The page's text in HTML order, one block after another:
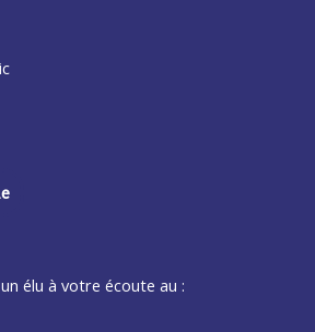
élu à votre écoute au :